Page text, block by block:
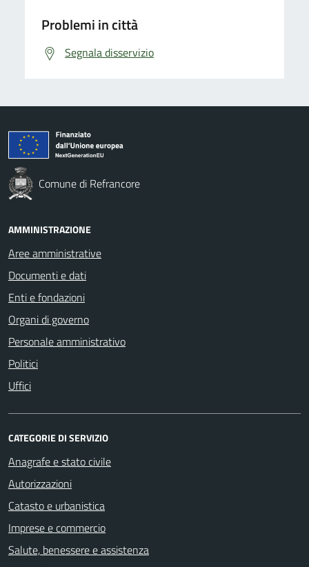
Problemi in città
Segnala disservizio
Comune di Refrancore
AMMINISTRAZIONE
Aree amministrative
Documenti e dati
Enti e fondazioni
Organi di governo
Personale amministrativo
Politici
Uffici
CATEGORIE DI SERVIZIO
Anagrafe e stato civile
Autorizzazioni
Catasto e urbanistica
Imprese e commercio
Salute, benessere e assistenza